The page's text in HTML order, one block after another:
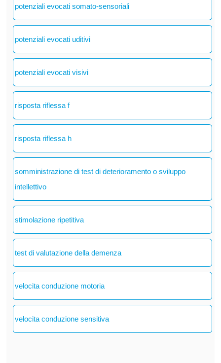
potenziali evocati somato-sensoriali
potenziali evocati uditivi
potenziali evocati visivi
risposta riflessa f
risposta riflessa h
somministrazione di test di deterioramento o sviluppo
intellettivo
stimolazione ripetitiva
test di valutazione della demenza
velocita conduzione motoria
velocita conduzione sensitiva